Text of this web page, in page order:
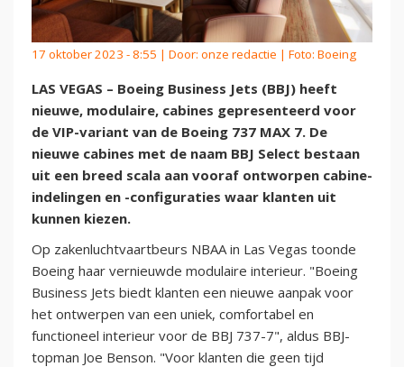
17 oktober 2023 - 8:55 | Door: onze redactie | Foto: Boeing
LAS VEGAS – Boeing Business Jets (BBJ) heeft
nieuwe, modulaire, cabines gepresenteerd voor
de VIP-variant van de Boeing 737 MAX 7. De
nieuwe cabines met de naam BBJ Select bestaan
uit een breed scala aan vooraf ontworpen cabine-
indelingen en -configuraties waar klanten uit
kunnen kiezen.
Op zakenluchtvaartbeurs NBAA in Las Vegas toonde
Boeing haar vernieuwde modulaire interieur. "Boeing
Business Jets biedt klanten een nieuwe aanpak voor
het ontwerpen van een uniek, comfortabel en
functioneel interieur voor de BBJ 737-7", aldus BBJ-
topman Joe Benson. "Voor klanten die geen tijd